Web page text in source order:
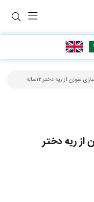
سوزن از ریه دختر ۱۲ساله
ریه دختر